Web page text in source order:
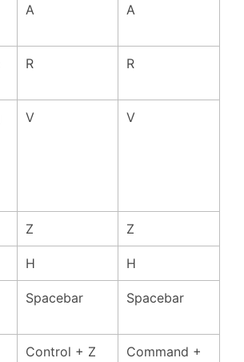
A A
R R
V V
Z Z
H H
Spacebar Spacebar
Control + Z
Command +